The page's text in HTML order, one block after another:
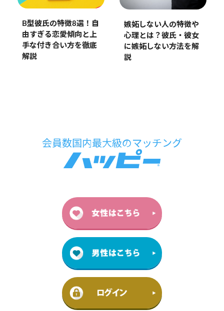
B型彼氏の特徴8選！自
由すぎる恋愛傾向と上
手な付き合い方を徹底
解説
嫉妬しない人の特徴や
心理とは？彼氏・彼女
に嫉妬しない方法を解
説